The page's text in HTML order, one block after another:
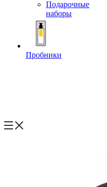
Подарочные
наборы
Пробники